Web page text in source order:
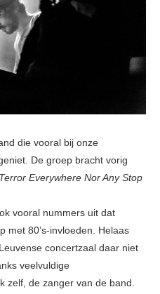
die vooral bij onze
De groep bracht vorig
Everywhere Nor Any Stop
vooral nummers uit dat
met 80’s-invloeden. Helaas
concertzaal daar niet
veelvuldige
zelf, de zanger van de band.